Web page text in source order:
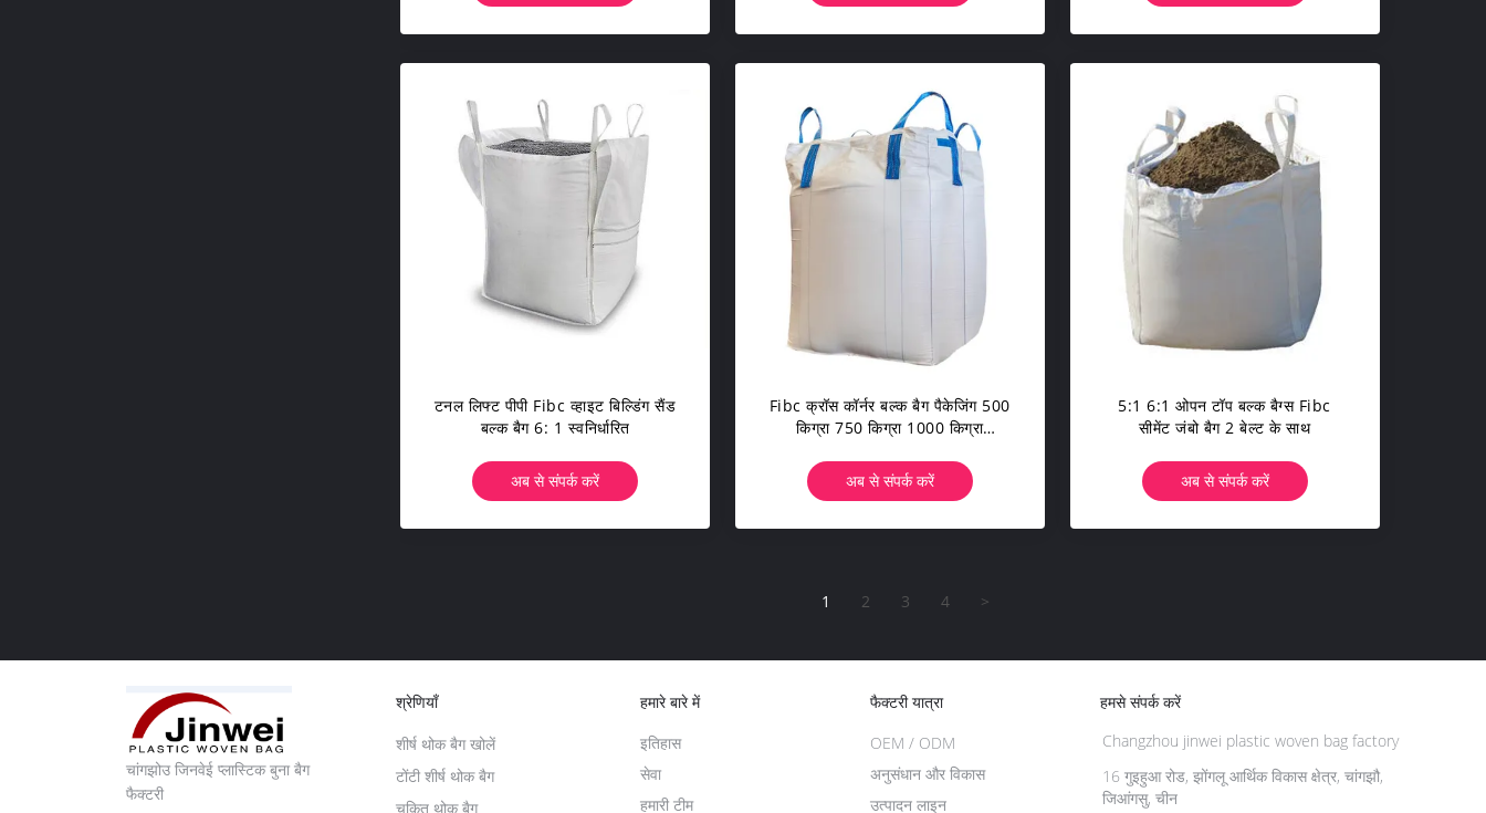
टनल लिफ्ट पीपी Fibc व्हाइट बिल्डिंग सैंड
बल्क बैग 6: 1 स्वनिर्धारित
अब से संपर्क करें
Fibc क्रॉस कॉर्नर बल्क बैग पैकेजिंग 500
किग्रा 750 किग्रा 1000 किग्रा
अब से संपर्क करें
5:1 6:1 ओपन टॉप बल्क बैग्स Fibc
सीमेंट जंबो बैग 2 बेल्ट के साथ
अब से संपर्क करें
1 2 3 4 >
चांगझोउ जिनवेई प्लास्टिक बुना बैग
फैक्टरी
श्रेणियाँ
शीर्ष थोक बैग खोलें
टोंटी शीर्ष थोक बैग
चकित थोक बैग
हमारे बारे में
इतिहास
सेवा
हमारी टीम
फैक्टरी यात्रा
उत्पादन लाइन
OEM / ODM
अनुसंधान और विकास
हमसे संपर्क करें
Changzhou jinwei plastic woven bag factory
16 गुइहुआ रोड, झोंगलू आर्थिक विकास क्षेत्र, चांगझौ,
जिआंगसु, चीन